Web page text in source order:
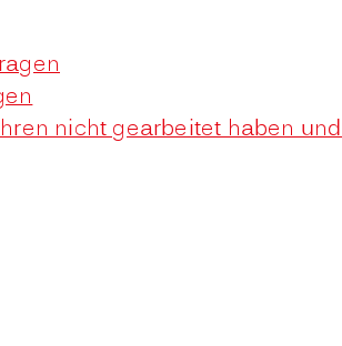
nicht gearbeitet haben